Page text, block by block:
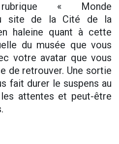
« Monde
site de la Cité de la
haleine quant à cette
du musée que vous
votre avatar que vous
de retrouver. Une sortie
fait durer le suspens au
les attentes et peut-être